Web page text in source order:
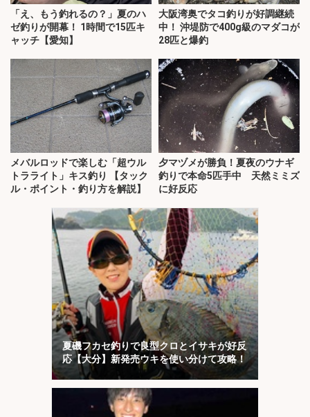
「え、もう釣れるの？」夏のハ
ゼ釣りが開幕！ 1時間で15匹キ
ャッチ【愛知】
大阪湾奥でタコ釣りが好調継続
中！ 沖堤防で400g級のマダコが
28匹と爆釣
メバルロッドで楽しむ「超ウル
トラライト」キス釣り 【タック
ル・ポイント・釣り方を解説】
夕マヅメが勝負！夏夜のウナギ
釣りで本命5匹手中 天然ミミズ
に好反応
夏磯フカセ釣りで良型クロとイサキが好反
応【大分】新発売ウキを使い分けて攻略！